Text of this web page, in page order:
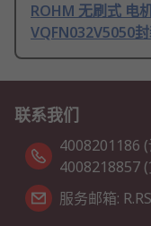
ROHM 无刷式 电
VQFN032V5050
联系我们
4008201186
4008218857
服务邮箱: